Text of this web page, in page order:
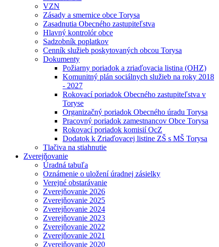
VZN
Zásady a smernice obce Torysa
Zasadnutia Obecného zastupiteľstva
Hlavný kontrolór obce
Sadzobník poplatkov
Cenník služieb poskytovaných obcou Torysa
Dokumenty
Požiarny poriadok a zriaďovacia listina (OHZ)
Komunitný plán sociálnych služieb na roky 2018
- 2027
Rokovací poriadok Obecného zastupiteľstva v
Toryse
Organizačný poriadok Obecného úradu Torysa
Pracovný poriadok zamestnancov Obce Torysa
Rokovací poriadok komisií OcZ
Dodatok k Zriaďovacej listine ZŠ s MŠ Torysa
Tlačiva na stiahnutie
Zverejňovanie
Úradná tabuľa
Oznámenie o uložení úradnej zásielky
Verejné obstarávanie
Zverejňovanie 2026
Zverejňovanie 2025
Zverejňovanie 2024
Zverejňovanie 2023
Zverejňovanie 2022
Zverejňovanie 2021
Zverejňovanie 2020